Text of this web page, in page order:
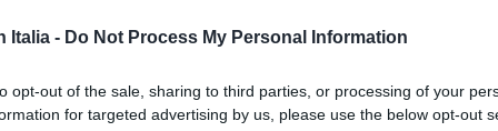
Italia - Do Not Process My Personal Information
opt-out of the sale, sharing to third parties, or processing of your
for targeted advertising by us, please use the below opt-out